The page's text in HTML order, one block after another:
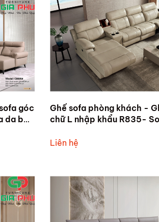
góc
da bò
Ghế sofa phòng khách -
chữ L nhập khẩu R835-
Liên hệ